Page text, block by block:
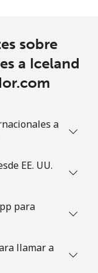
sobre
a Iceland
a
EE. UU.
para
llamar a